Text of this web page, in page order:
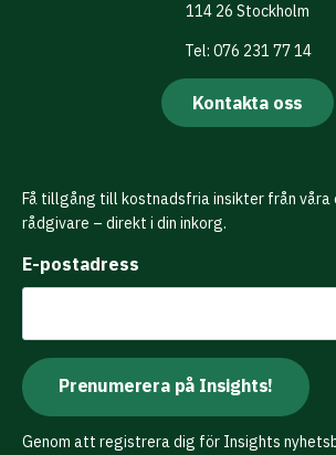
114 26 Stockholm
Tel: 076 231 77 14
Kontakta oss
Få tillgång till kostnadsfria insikter från våra
rådgivare – direkt i din inkorg.
E-postadress
Genom att registrera dig för Insights